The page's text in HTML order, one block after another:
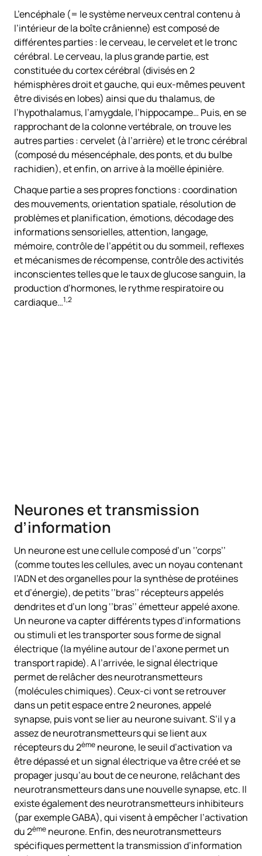
L’encéphale (= le système nerveux central contenu à
l’intérieur de la boîte crânienne) est composé de
différentes parties : le cerveau, le cervelet et le tronc
cérébral. Le cerveau, la plus grande partie, est
constituée du cortex cérébral (divisés en 2
hémisphères droit et gauche, qui eux-mêmes peuvent
être divisés en lobes) ainsi que du thalamus, de
l’hypothalamus, l’amygdale, l’hippocampe… Puis, en se
rapprochant de la colonne vertébrale, on trouve les
autres parties : cervelet (à l’arrière) et le tronc cérébral
(composé du mésencéphale, des ponts, et du bulbe
rachidien), et enfin, on arrive à la moëlle épinière.
Chaque partie a ses propres fonctions : coordination
des mouvements, orientation spatiale, résolution de
problèmes et planification, émotions, décodage des
informations sensorielles, attention, langage,
mémoire, contrôle de l’appétit ou du sommeil, reflexes
et mécanismes de récompense, contrôle des activités
inconscientes telles que le taux de glucose sanguin, la
production d’hormones, le rythme respiratoire ou
cardiaque…1,2
Neurones et transmission
d’information
Un neurone est une cellule composé d’un ‘’corps’’
(comme toutes les cellules, avec un noyau contenant
l’ADN et des organelles pour la synthèse de protéines
et d’énergie), de petits ‘’bras’’ récepteurs appelés
dendrites et d’un long ‘’bras’’ émetteur appelé axone.
Un neurone va capter différents types d’informations
ou stimuli et les transporter sous forme de signal
électrique (la myéline autour de l’axone permet un
transport rapide). A l’arrivée, le signal électrique
permet de relâcher des neurotransmetteurs
(molécules chimiques). Ceux-ci vont se retrouver
dans un petit espace entre 2 neurones, appelé
synapse, puis vont se lier au neurone suivant. S’il y a
assez de neurotransmetteurs qui se lient aux
récepteurs du 2ème neurone, le seuil d’activation va
être dépassé et un signal électrique va être créé et se
propager jusqu’au bout de ce neurone, relâchant des
neurotransmetteurs dans une nouvelle synapse, etc. Il
existe également des neurotransmetteurs inhibiteurs
(par exemple GABA), qui visent à empêcher l’activation
du 2ème neurone. Enfin, des neurotransmetteurs
spécifiques permettent la transmission d’information